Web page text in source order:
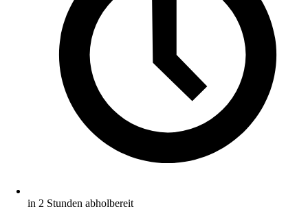
in 2 Stunden abholbereit